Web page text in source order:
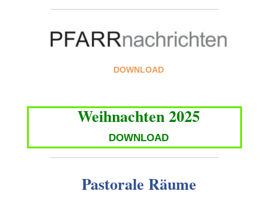
DOWNLOAD
Weihnachten 2025
DOWNLOAD
Pastorale Räume